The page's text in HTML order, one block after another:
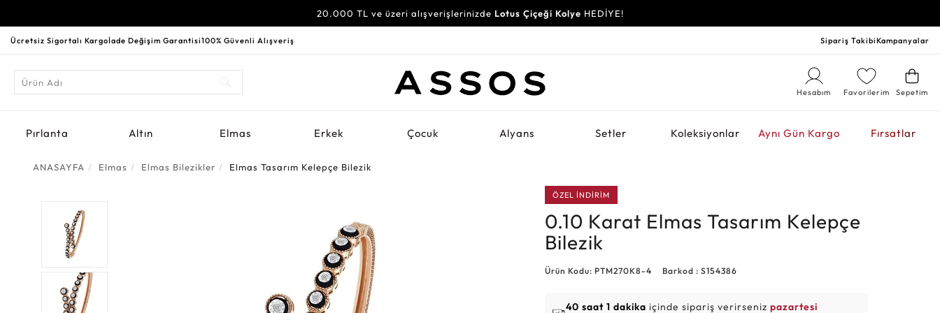
20.000 TL ve üzeri alışverişlerinizde Lotus Çiçeği Kolye HEDİYE!
Ücretsiz Sigortalı Kargoİade Değişim Garantisi100% Güvenli Alışveriş Sipariş TakibiKampanyalar
Sepetim
Favorilerim
Hesabım
Pırlanta Altın Elmas Erkek Çocuk Alyans Setler Koleksiyonlar Aynı Gün Kargo Fırsatlar
ANASAYFA Elmas Elmas Bilezikler Elmas Tasarım Kelepçe Bilezik
ÖZEL İNDİRİM
0.10 Karat Elmas Tasarım Kelepçe
Bilezik
Ürün Kodu: PTM270K8-4 Barkod : S154386
40 saat 1 dakika içinde sipariş verirsenizpazartesi